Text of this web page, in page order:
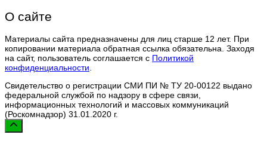
О сайте
Материалы сайта предназначены для лиц старше 12 лет. При
копировании материала обратная ссылка обязательна. Заходя
на сайт, пользователь соглашается с Политикой
конфиденциальности